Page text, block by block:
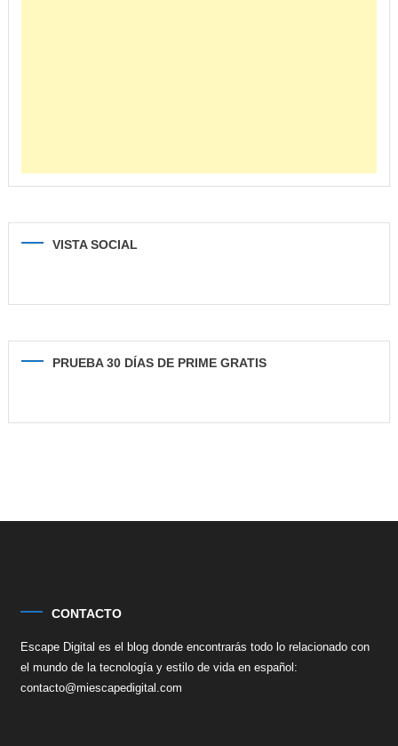
VISTA SOCIAL
PRUEBA 30 DÍAS DE PRIME GRATIS
CONTACTO
Escape Digital es el blog donde encontrarás todo lo relacionado con
el mundo de la tecnología y estilo de vida en español:
contacto@miescapedigital.com